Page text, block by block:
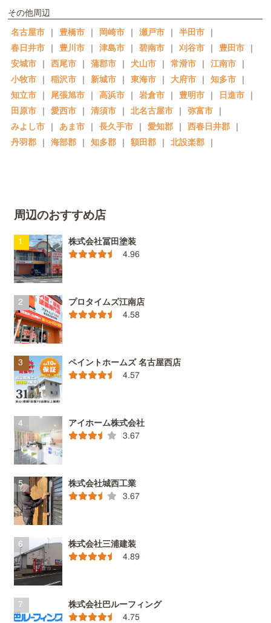
その他周辺
名古屋市 ｜ 豊橋市 ｜ 岡崎市 ｜ 瀬戸市 ｜ 半田市 ｜
春日井市 ｜ 豊川市 ｜ 津島市 ｜ 碧南市 ｜ 刈谷市 ｜ 豊田市 ｜
安城市 ｜ 西尾市 ｜ 蒲郡市 ｜ 犬山市 ｜ 常滑市 ｜ 江南市 ｜
小牧市 ｜ 稲沢市 ｜ 新城市 ｜ 東海市 ｜ 大府市 ｜ 知多市 ｜
知立市 ｜ 尾張旭市 ｜ 高浜市 ｜ 岩倉市 ｜ 豊明市 ｜ 日進市 ｜
田原市 ｜ 愛西市 ｜ 清須市 ｜ 北名古屋市 ｜ 弥富市 ｜
みよし市 ｜ あま市 ｜ 長久手市 ｜ 愛知郡 ｜ 西春日井郡 ｜
丹羽郡 ｜ 海部郡 ｜ 知多郡 ｜ 額田郡 ｜ 北設楽郡 ｜
周辺のおすすめ店
株式会社冨田塗装
4.96
プロタイムズ江南店
4.58
ペイントホームズ 名古屋西店
4.57
アイホーム株式会社
3.67
株式会社城西工業
3.67
株式会社三浦建装
4.89
株式会社巴ルーフィング
4.75